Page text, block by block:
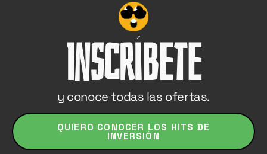
Inscríbete
y conoce todas las ofertas.
QUIERO CONOCER LOS HITS DE
INVERSIÓN